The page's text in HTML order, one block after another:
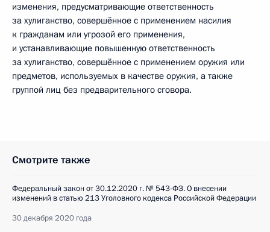
изменения, предусматривающие ответственность
за хулиганство, совершённое с применением насилия
к гражданам или угрозой его применения,
и устанавливающие повышенную ответственность
за хулиганство, совершённое с применением оружия или
предметов, используемых в качестве оружия, а также
группой лиц без предварительного сговора.
Смотрите также
Федеральный закон от 30.12.2020 г. № 543-ФЗ. О внесении
изменений в статью 213 Уголовного кодекса Российской Федерации
30 декабря 2020 года